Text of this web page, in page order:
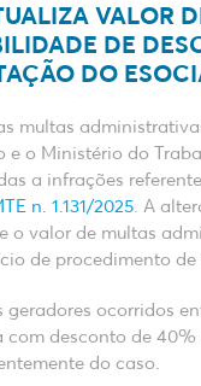
VALOR
DE
DO
multas
e o Ministério do
a infrações
n. 1.131/2025. A
o valor de multas
de procedimento
geradores ocorridos
com desconto de
do caso.